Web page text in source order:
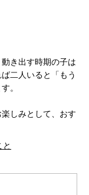
き出す時期の子は
二人いると「もう
。
しみとして、おす